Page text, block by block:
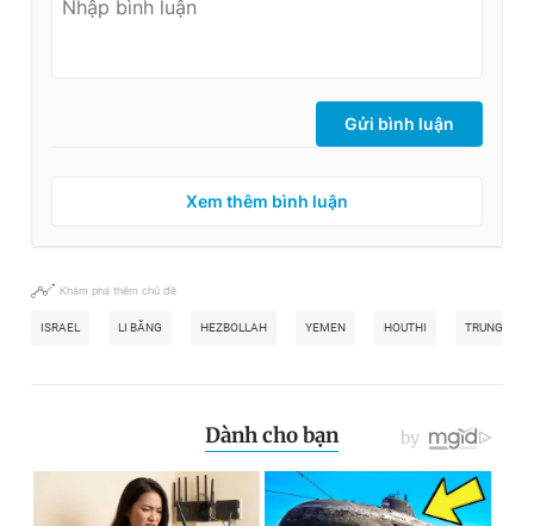
Gửi bình luận
Xem thêm bình luận
Khám phá thêm chủ đề
ISRAEL LI BĂNG HEZBOLLAH YEMEN HOUTHI TRUNG